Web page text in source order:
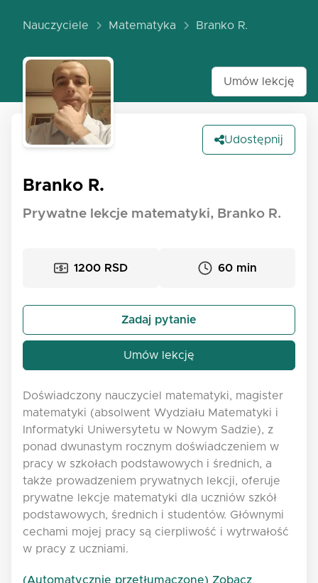
Nauczyciele Matematyka Branko R.
Umów lekcję
Udostępnij
Branko R.
Prywatne lekcje matematyki, Branko R.
1200 RSD 60 min
Zadaj pytanie
Umów lekcję
Doświadczony nauczyciel matematyki, magister
matematyki (absolwent Wydziału Matematyki i
Informatyki Uniwersytetu w Nowym Sadzie), z
ponad dwunastym rocznym doświadczeniem w
pracy w szkołach podstawowych i średnich, a
także prowadzeniem prywatnych lekcji, oferuje
prywatne lekcje matematyki dla uczniów szkół
podstawowych, średnich i studentów. Głównymi
cechami mojej pracy są cierpliwość i wytrwałość
w pracy z uczniami.
(Automatycznie przetłumaczone) Zobacz